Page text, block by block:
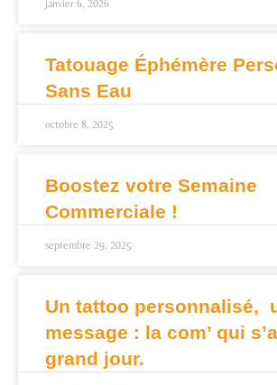
janvier 6, 2026
Tatouage Éphémère
Sans Eau
octobre 8, 2025
Boostez votre Semaine
Commerciale !
septembre 29, 2025
Un tattoo personnalisé,
message : la com’ qui
grand jour.